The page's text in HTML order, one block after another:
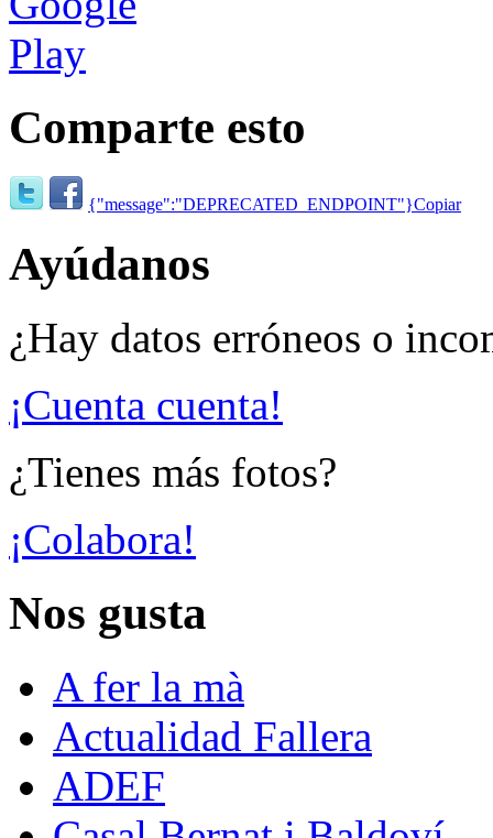
Comparte esto
{"message":"DEPRECATED_ENDPOINT"}Copiar
Ayúdanos
¿Hay datos erróneos o
¡Cuenta cuenta!
¿Tienes más fotos?
¡Colabora!
Nos gusta
A fer la mà
Actualidad Fallera
ADEF